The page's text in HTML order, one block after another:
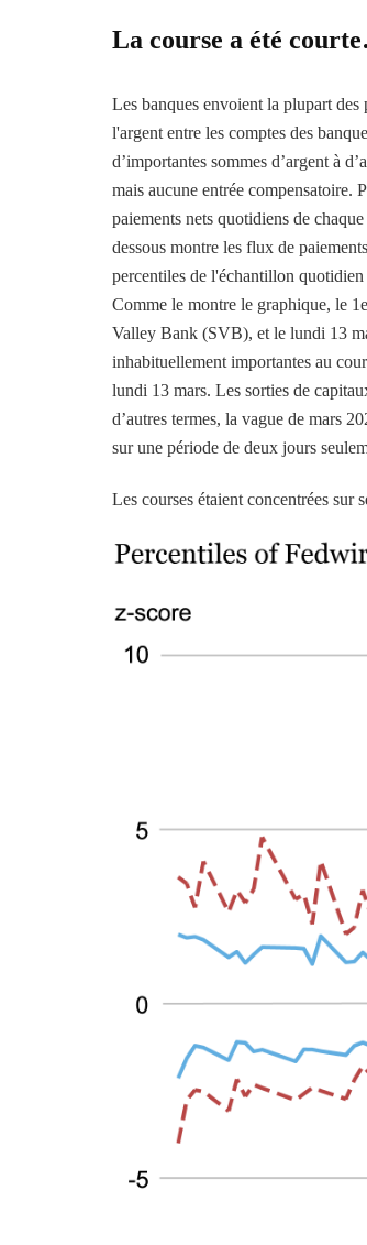
La course a été
Les banques envoient la plupart
l'argent entre les comptes des
d’importantes sommes d’argent à
mais aucune entrée compensatoire.
paiements nets quotidiens de
dessous montre les flux de
percentiles de l'échantillon
Comme le montre le graphique, le
Valley Bank (SVB), et le lundi 13
inhabituellement importantes au
lundi 13 mars. Les sorties de
d’autres termes, la vague de mars
sur une période de deux jours
Les courses étaient concentrées sur